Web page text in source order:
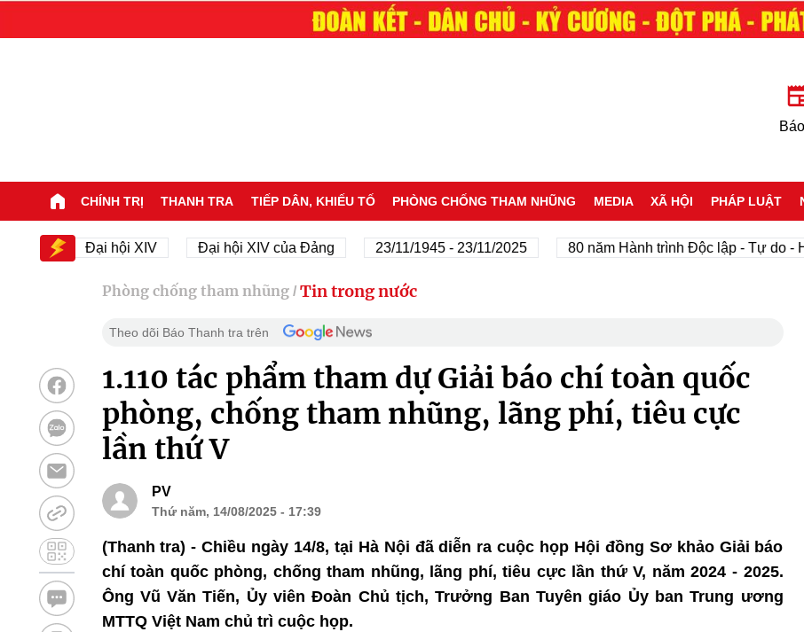
CHÍNH TRỊ THANH TRA TIẾP DÂN, KHIẾU TỐ PHÒNG CHỐNG THAM NHŨNG MEDIA XÃ HỘI PHÁP LUẬT
Đại hội XIV Đại hội XIV của Đảng 23/11/1945 - 23/11/2025 80 năm Hành trình Độc lập - Tự do - Hạnh
Phòng chống tham nhũng / Tin trong nước
Theo dõi Báo Thanh tra trên
1.110 tác phẩm tham dự Giải báo chí toàn quốc
phòng, chống tham nhũng, lãng phí, tiêu cực
lần thứ V
PV
Thứ năm, 14/08/2025 - 17:39
(Thanh tra) - Chiều ngày 14/8, tại Hà Nội đã diễn ra cuộc họp Hội đồng Sơ khảo Giải báo
chí toàn quốc phòng, chống tham nhũng, lãng phí, tiêu cực lần thứ V, năm 2024 - 2025.
Ông Vũ Văn Tiến, Ủy viên Đoàn Chủ tịch, Trưởng Ban Tuyên giáo Ủy ban Trung ương
MTTQ Việt Nam chủ trì cuộc họp.